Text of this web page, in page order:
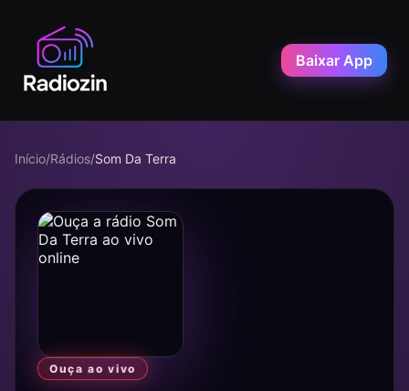
Baixar App
Início/Rádios/Som Da Terra
Ouça ao vivo